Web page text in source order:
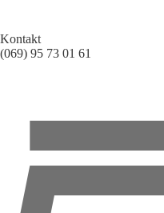
Kontakt
(069) 95 73 01 61